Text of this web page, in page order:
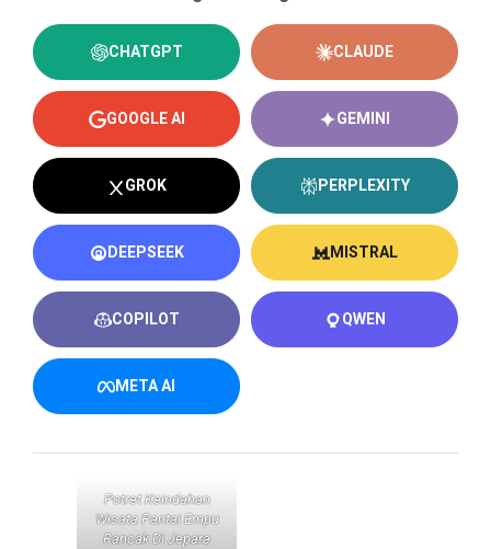
CHATGPT CLAUDE
GOOGLE AI GEMINI
GROK PERPLEXITY
DEEPSEEK MISTRAL
COPILOT QWEN
META AI
Potret Keindahan
Wisata Pantai Empu
Rancak Di Jepara